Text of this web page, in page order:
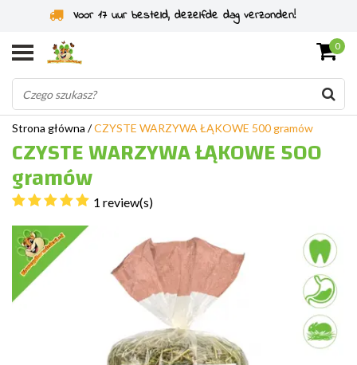
Voor 17 uur besteld, dezelfde dag verzonden!
0
Strona główna /CZYSTE WARZYWA ŁĄKOWE 500 gramów
CZYSTE WARZYWA ŁĄKOWE 500
gramów
1 review(s)